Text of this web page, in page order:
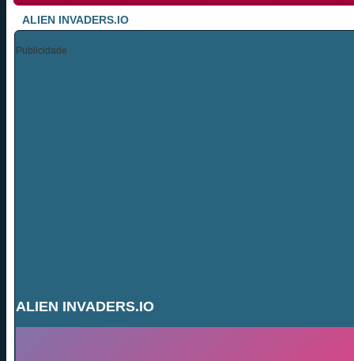
ALIEN INVADERS.IO
Publicidade
ALIEN INVADERS.IO